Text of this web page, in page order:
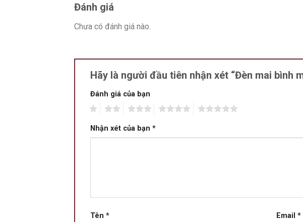
Đánh giá
Chưa có đánh giá nào.
Hãy là người đầu tiên nhận xét “Đèn mai bình
Đánh giá của bạn
Nhận xét của bạn *
Tên * Email*